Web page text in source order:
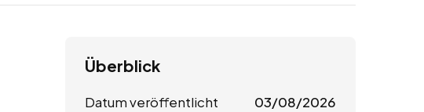
Überblick
Datum veröffentlicht 03/08/2026